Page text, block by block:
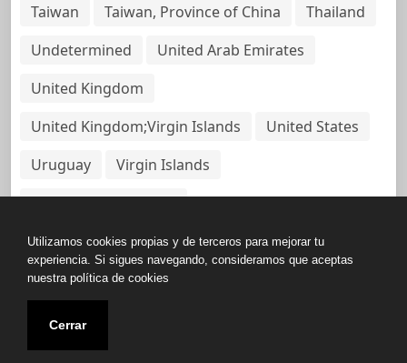
Taiwan
Taiwan, Province of China
Thailand
Undetermined
United Arab Emirates
United Kingdom
United Kingdom;Virgin Islands
United States
Uruguay
Virgin Islands
Virgin Islands, British
Copyright © All rights reserved.
Base de Datos de Papeles Del Panamá
Utilizamos cookies propias y de terceros para mejorar tu
experiencia. Si sigues navegando, consideramos que aceptas
nuestra política de cookies
Cerrar